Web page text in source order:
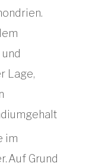
Lage,
im
Auf Grund